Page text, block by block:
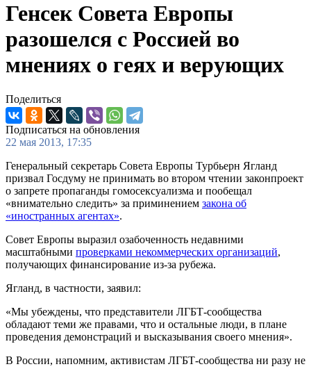
Генсек Совета Европы
разошелся с Россией во
мнениях о геях и верующих
Поделиться
Подписаться на обновления
22 мая 2013, 17:35
Генеральный секретарь Совета Европы Турбьерн Ягланд
призвал Госдуму не принимать во втором чтении законпроект
о запрете пропаганды гомосексуализма и пообещал
«внимательно следить» за приминением закона об
«иностранных агентах».
Совет Европы выразил озабоченность недавними
масштабными проверками некоммерческих организаций,
получающих финансирование из-за рубежа.
Ягланд, в частности, заявил:
«Мы убеждены, что представители ЛГБТ-сообщества
обладают теми же правами, что и остальные люди, в плане
проведения демонстраций и высказывания своего мнения».
В России, напомним, активистам ЛГБТ-сообщества ни разу не